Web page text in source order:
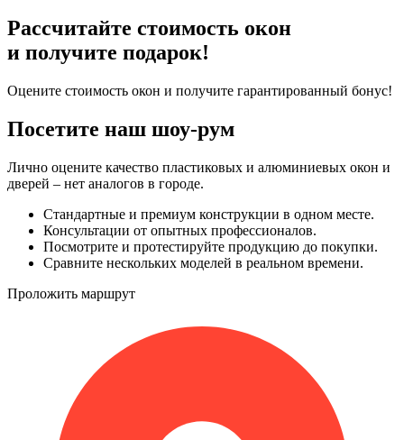
Рассчитайте стоимость окон
и получите подарок!
Оцените стоимость окон и получите гарантированный бонус!
Посетите наш шоу-рум
Лично оцените качество пластиковых и алюминиевых окон и
дверей – нет аналогов в городе.
Стандартные и премиум конструкции в одном месте.
Консультации от опытных профессионалов.
Посмотрите и протестируйте продукцию до покупки.
Сравните нескольких моделей в реальном времени.
Проложить маршрут